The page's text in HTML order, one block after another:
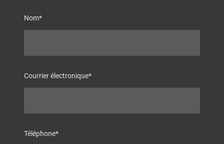
Nom*
Courrier électronique*
Téléphone*